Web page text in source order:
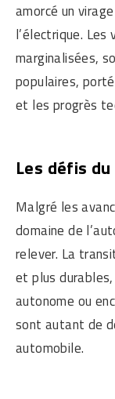
amorcé un
l’électrique.
marginalisées,
populaires,
et les progrès
Les défis
Malgré les
domaine de
relever. La
et plus
autonome ou
sont autant de
automobile.